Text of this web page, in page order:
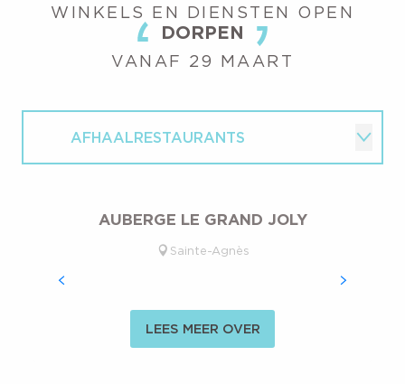
WINKELS EN DIENSTEN OPEN
DORPEN
VANAF 29 MAART
AFHAALRESTAURANTS
ACTIVITEITEN
AUBERGE LE GRAND JOLY
Sainte-Agnès
LEES MEER OVER